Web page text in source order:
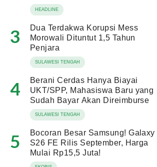
HEADLINE
3
Dua Terdakwa Korupsi Mess
Morowali Dituntut 1,5 Tahun
Penjara
SULAWESI TENGAH
4
Berani Cerdas Hanya Biayai
UKT/SPP, Mahasiswa Baru yang
Sudah Bayar Akan Direimburse
SULAWESI TENGAH
5
Bocoran Besar Samsung! Galaxy
S26 FE Rilis September, Harga
Mulai Rp15,5 Juta!